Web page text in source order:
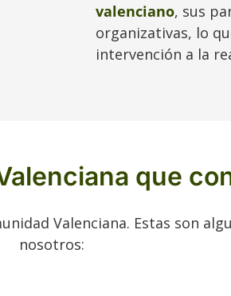
valenciano, sus
organizativas, lo
intervención a la
que
Valenciana. Estas son
nosotros: